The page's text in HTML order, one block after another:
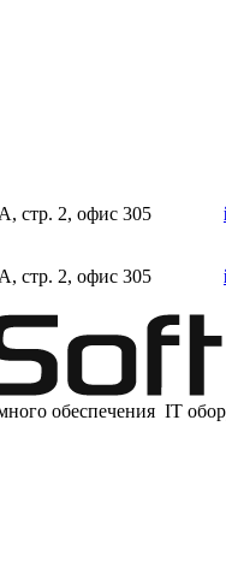
6А, стр. 2, офис 305
6А, стр. 2, офис 305
обеспечения IT